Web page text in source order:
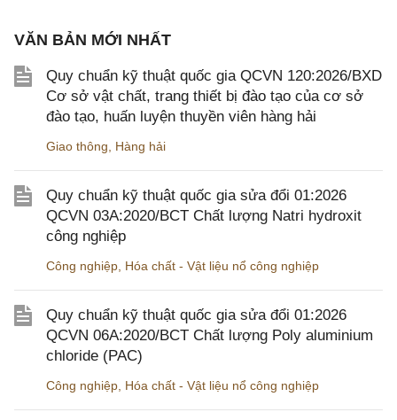
VĂN BẢN MỚI NHẤT
Quy chuẩn kỹ thuật quốc gia QCVN 120:2026/BXD
Cơ sở vật chất, trang thiết bị đào tạo của cơ sở
đào tạo, huấn luyện thuyền viên hàng hải
Giao thông Hàng hải
Quy chuẩn kỹ thuật quốc gia sửa đổi 01:2026
QCVN 03A:2020/BCT Chất lượng Natri hydroxit
công nghiệp
Công nghiệp Hóa chất - Vật liệu nổ công nghiệp
Quy chuẩn kỹ thuật quốc gia sửa đổi 01:2026
QCVN 06A:2020/BCT Chất lượng Poly aluminium
chloride (PAC)
Công nghiệp Hóa chất - Vật liệu nổ công nghiệp